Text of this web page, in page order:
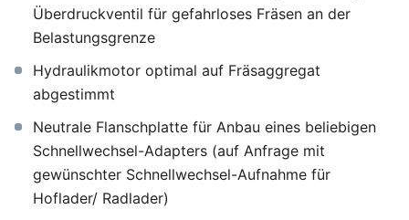
Überdruckventil für gefahrloses Fräsen an der
Belastungsgrenze
Hydraulikmotor optimal auf Fräsaggregat
abgestimmt
Neutrale Flanschplatte für Anbau eines beliebigen
Schnellwechsel-Adapters (auf Anfrage mit
gewünschter Schnellwechsel-Aufnahme für
Hoflader/ Radlader)